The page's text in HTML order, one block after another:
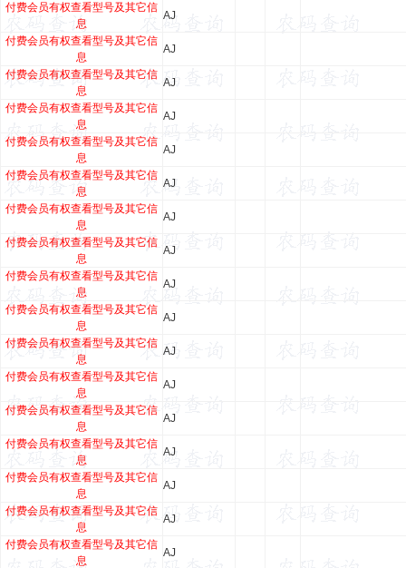
付费会员有权查看型号及其它信
息
AJ
付费会员有权查看型号及其它信
息
AJ
付费会员有权查看型号及其它信
息
AJ
付费会员有权查看型号及其它信
息
AJ
付费会员有权查看型号及其它信
息
AJ
付费会员有权查看型号及其它信
息
AJ
付费会员有权查看型号及其它信
息
AJ
付费会员有权查看型号及其它信
息
AJ
付费会员有权查看型号及其它信
息
AJ
付费会员有权查看型号及其它信
息
AJ
付费会员有权查看型号及其它信
息
AJ
付费会员有权查看型号及其它信
息
AJ
付费会员有权查看型号及其它信
息
AJ
付费会员有权查看型号及其它信
息
AJ
付费会员有权查看型号及其它信
息
AJ
付费会员有权查看型号及其它信
息
AJ
付费会员有权查看型号及其它信
息
AJ